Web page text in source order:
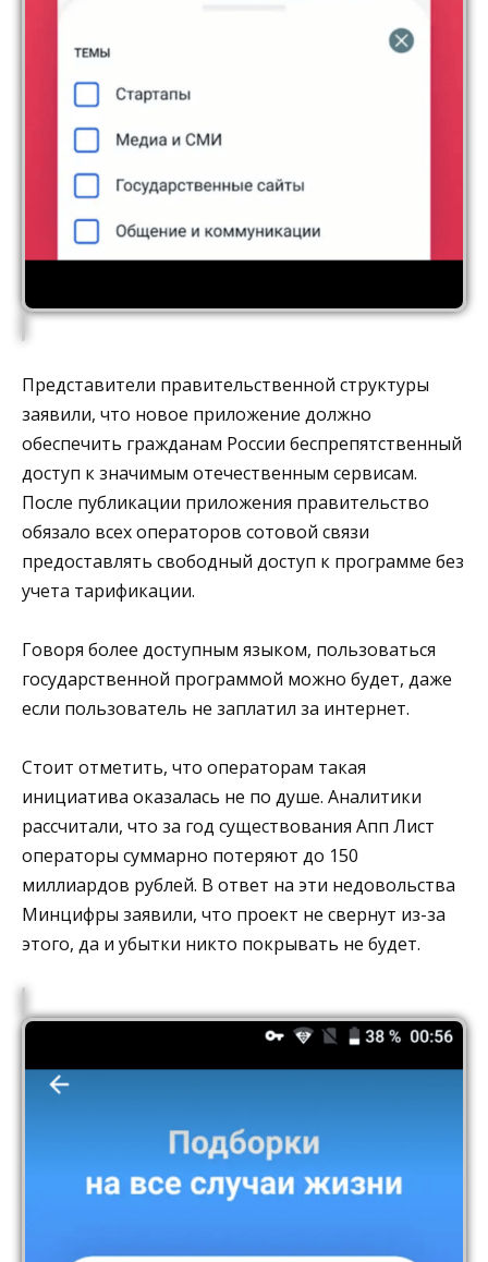
Представители правительственной структуры
заявили, что новое приложение должно
обеспечить гражданам России беспрепятственный
доступ к значимым отечественным сервисам.
После публикации приложения правительство
обязало всех операторов сотовой связи
предоставлять свободный доступ к программе без
учета тарификации.
Говоря более доступным языком, пользоваться
государственной программой можно будет, даже
если пользователь не заплатил за интернет.
Стоит отметить, что операторам такая
инициатива оказалась не по душе. Аналитики
рассчитали, что за год существования Апп Лист
операторы суммарно потеряют до 150
миллиардов рублей. В ответ на эти недовольства
Минцифры заявили, что проект не свернут из-за
этого, да и убытки никто покрывать не будет.